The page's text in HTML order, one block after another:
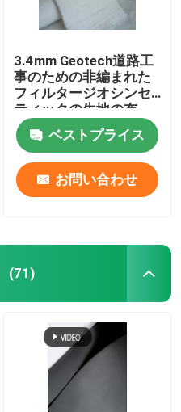
3.4mm Geotech道路工
事のための非編まれた
フィルタージオシンセ
ティックの生地の布
ベストプライス
お問い合わせ
(71)